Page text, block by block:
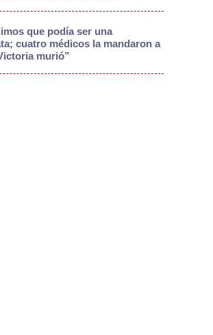
que podía ser una
cuatro médicos la mandaron a
murió”